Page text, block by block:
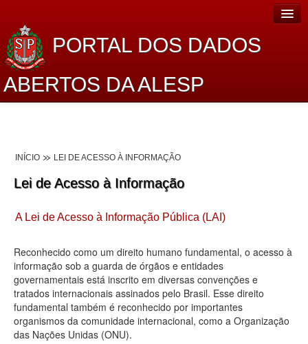
PORTAL DOS DADOS
ABERTOS DA ALESP
Lei de Acesso à Informação
Dados Governamentais Abertos
Planejamento
Catálogo de dados
Processo Legislativo
Deputados Estaduais
INÍCIO LEI DE ACESSO À INFORMAÇÃO
Lei de Acesso à Informação
A Lei de Acesso à Informação Pública (LAI)
Reconhecido como um direito humano fundamental, o acesso à
informação sob a guarda de órgãos e entidades
governamentais está inscrito em diversas convenções e
tratados internacionais assinados pelo Brasil. Esse direito
fundamental também é reconhecido por importantes
organismos da comunidade internacional, como a Organização
das Nações Unidas (ONU).